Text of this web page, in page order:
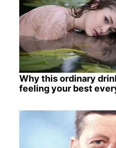
Why this ordinary
feeling your best